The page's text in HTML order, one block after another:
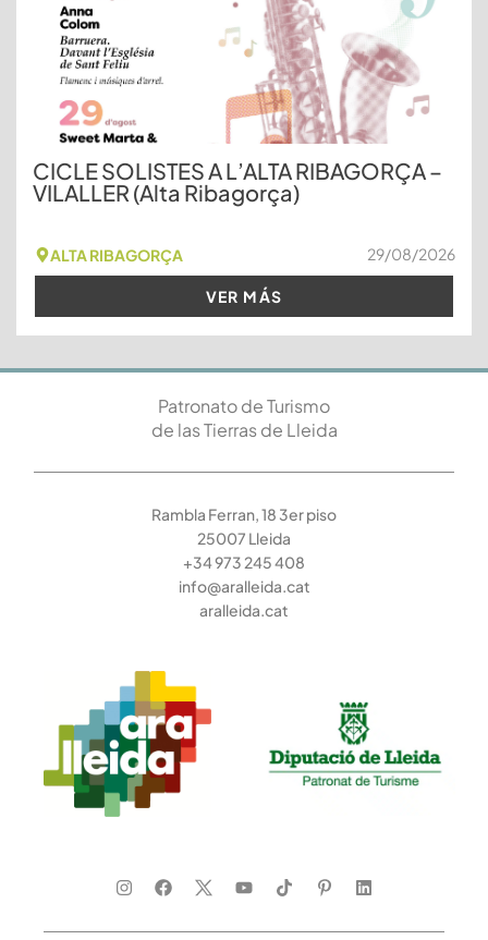
CICLE SOLISTES A L’ALTA RIBAGORÇA –
VILALLER (Alta Ribagorça)
ALTA RIBAGORÇA 29/08/2026
VER MÁS
Patronato de Turismo
de las Tierras de Lleida
Rambla Ferran, 18 3er piso
25007 Lleida
+34 973 245 408
info@aralleida.cat
aralleida.cat